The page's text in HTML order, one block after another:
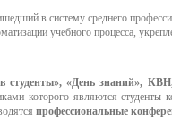
в систему среднего
учебного процесса,
студенты», «День знаний»,
которого являются
профессиональные